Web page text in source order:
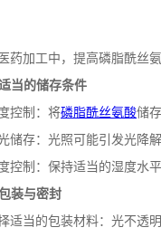
药加工中，提高磷脂酰丝
当的储存条件
控制：将磷脂酰丝氨酸储
储存：光照可能引发光降
控制：保持适当的湿度水
装与密封
适当的包装材料：光不透